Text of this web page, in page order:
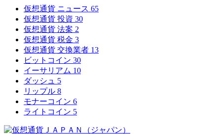
仮想通貨 ニュース 65
仮想通貨 投資 30
仮想通貨 法案 2
仮想通貨 税金 3
仮想通貨 交換業者 13
ビットコイン 30
イーサリアム 10
ダッシュ 5
リップル 8
モナーコイン 6
ライトコイン 5